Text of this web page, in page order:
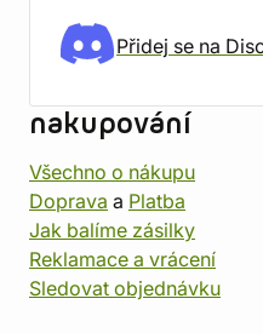
Přidej se na
nakupování
Všechno o nákupu
Doprava a Platba
Jak balíme zásilky
Reklamace a vrácení
Sledovat objednávku